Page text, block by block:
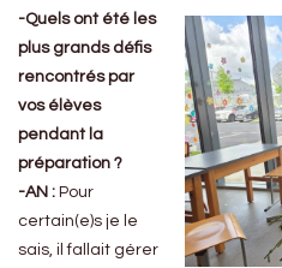
-Quels ont été les
plus grands défis
rencontrés par
vos élèves
pendant la
préparation ?
-AN : Pour
certain(e)s je le
sais, il fallait gérer